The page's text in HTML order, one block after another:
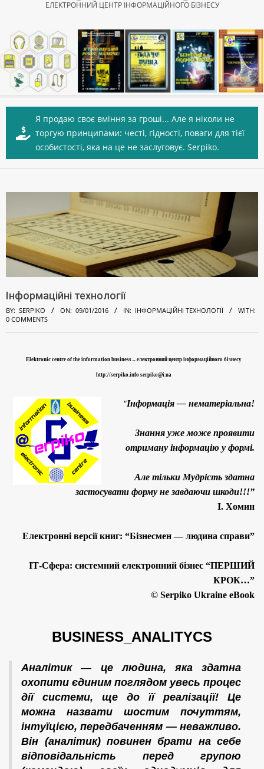
ЕЛЕКТРОННИЙ ЦЕНТР ІНФОРМАЦІЙНОГО БІЗНЕСУ
Secondary
Navigation
Menu
Я продаю своє вміння за гроші... Але я ніколи не
торгую принципами: честі, гідності, поваги для тієї
особистості, яка на це не заслуговує. Serpiko.
Інформаційні технології
BY: SERPIKO ON: 09/01/2016 IN: ІНФОРМАЦІЙНІ ТЕХНОЛОГІЇ
WITH:
0 COMMENTS
м
Elektronic centre of the information business – електронний центр інформаційного бізнесу
http://serpiko.info serpiko@i.ua
“Інформація — нематеріальна!
Знання уже може проявити
отриману інформацію у формі.
Але тільки Мудрість здатна
застосувати форму не завдаючи шкоди!!!”
І. Хомин
Електронні версії книг: “Бізнесмен — людина справи”
ІТ-Сфера: системний електронний бізнес “ПЕРШИЙ
КРОК…”
© Serpiko Ukraine eBook
BUSINESS_ANALITYCS
Аналітик— це людина, яка здатна
охопитиєдиним поглядом увесь процес
дії системи, ще до її реалізації! Це
можна назвати шостим почуттям,
інтуїцією, передбаченням — неважливо.
Він (аналітик)повинен брати на себе
відповідальність перед групою